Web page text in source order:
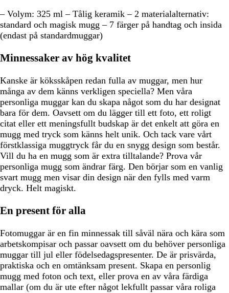
– Volym: 325 ml – Tålig keramik – 2 materialalternativ:
standard och magisk mugg – 7 färger på handtag och insida
(endast på standardmuggar)
Minnessaker av hög kvalitet
Kanske är köksskåpen redan fulla av muggar, men hur
många av dem känns verkligen speciella? Men våra
personliga muggar kan du skapa något som du har designat
bara för dem. Oavsett om du lägger till ett foto, ett roligt
citat eller ett meningsfullt budskap är det enkelt att göra en
mugg med tryck som känns helt unik. Och tack vare vårt
förstklassiga muggtryck får du en snygg design som består.
Vill du ha en mugg som är extra tilltalande? Prova vår
personliga mugg som ändrar färg. Den börjar som en vanlig
svart mugg men visar din design när den fylls med varm
dryck. Helt magiskt.
En present för alla
Fotomuggar är en fin minnessak till såväl nära och kära som
arbetskompisar och passar oavsett om du behöver personliga
muggar till jul eller födelsedagspresenter. De är prisvärda,
praktiska och en omtänksam present. Skapa en personlig
mugg med foton och text, eller prova en av våra färdiga
mallar (om du är ute efter något lekfullt passar våra roliga